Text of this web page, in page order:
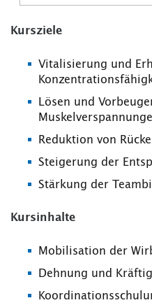
Kursziele
Vitalisierung und
Lösen und
Reduktion von
Steigerung der
Stärkung der
Kursinhalte
Mobilisation der
Dehnung und